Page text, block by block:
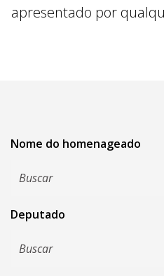
apresentado por
Nome do homenageado
Deputado